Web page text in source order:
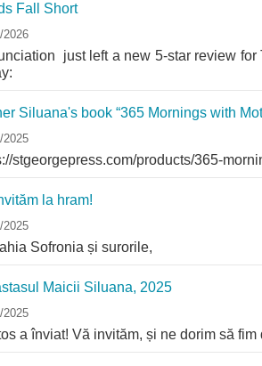
Fall Short
2026
just left a new 5-star review for
Siluana's book “365 Mornings with
2025
stgeorgepress.com/products/365-
la hram!
2025
Sofronia și surorile,
Maicii Siluana, 2025
2025
a înviat! Vă invităm, și ne dorim să